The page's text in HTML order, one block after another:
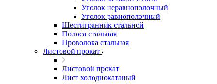
Уголок неравнополочный
Уголок равнополочный
Шестигранник стальной
Полоса стальная
Проволока стальная
Листовой прокат
Листовой прокат
Лист холоднокатаный